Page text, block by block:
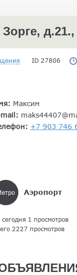
ID 27806
Максим
+7 903 746
Аэропорт
сегодня 1 просмотров
2227 просмотров